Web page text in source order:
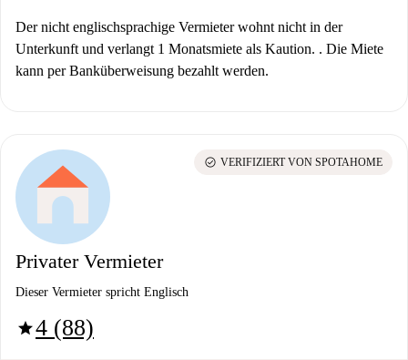
Der nicht englischsprachige Vermieter wohnt nicht in der
Unterkunft und verlangt 1 Monatsmiete als Kaution. . Die Miete
kann per Banküberweisung bezahlt werden.
Privater Vermieter
Dieser Vermieter spricht Englisch
star4 (88)
check_circle VERIFIZIERT VON SPOTAHOME